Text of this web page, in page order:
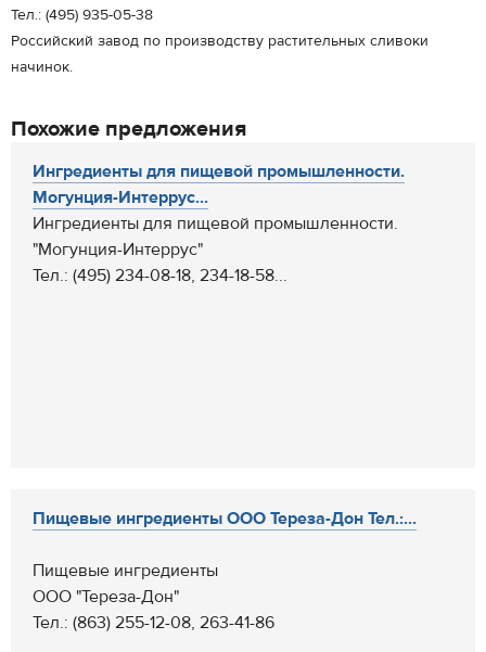
Тел.: (495) 935-05-38
Российский завод по производству растительных сливоки
начинок.
Похожие предложения
Ингредиенты для пищевой промышленности.
Могунция-Интеррус...
Ингредиенты для пищевой промышленности.
"Могунция-Интеррус"
Тел.: (495) 234-08-18, 234-18-58...
Пищевые ингредиенты ООО Тереза-Дон Тел.:...
Пищевые ингредиенты
ООО "Тереза-Дон"
Тел.: (863) 255-12-08, 263-41-86